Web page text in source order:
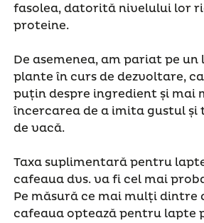
fasolea, datorită nivelului lor
proteine.
De asemenea, am pariat pe un
plante în curs de dezvoltare,
puțin despre ingredient și mai
încercarea de a imita gustul
de vacă.
Taxa suplimentară pentru
cafeaua dvs. va fi cel mai
Pe măsură ce mai mulți dintre
cafeaua optează pentru lapte